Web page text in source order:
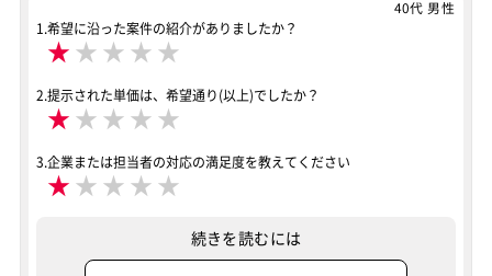
40代 男性
1.希望に沿った案件の紹介がありましたか？
★ ★ ★ ★ ★
2.提示された単価は、希望通り(以上)でしたか？
★ ★ ★ ★ ★
3.企業または担当者の対応の満足度を教えてください
★ ★ ★ ★ ★
続きを読むには